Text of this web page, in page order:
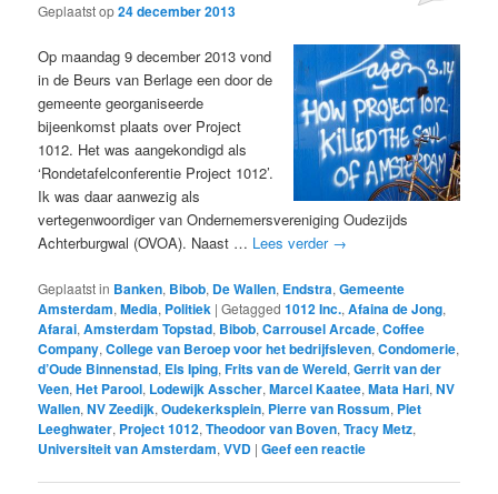
Geplaatst op24 december 2013
Op maandag 9 december 2013 vond
in de Beurs van Berlage een door de
gemeente georganiseerde
bijeenkomst plaats over Project
1012. Het was aangekondigd als
‘Rondetafelconferentie Project 1012’.
Ik was daar aanwezig als
vertegenwoordiger van Ondernemersvereniging Oudezijds
Achterburgwal (OVOA). Naast … Lees verder →
Geplaatst in Banken, Bibob, De Wallen, Endstra,Gemeente
Amsterdam,Media, Politiek |Getagged 1012 Inc.,Afaina de Jong,
Afarai,Amsterdam Topstad, Bibob,Carrousel Arcade,Coffee
Company,College van Beroep voor het bedrijfsleven,Condomerie,
d’Oude Binnenstad, Els Iping,Frits van de Wereld,Gerrit van der
Veen,Het Parool, Lodewijk Asscher,Marcel Kaatee,Mata Hari,NV
Wallen,NV Zeedijk,Oudekerksplein, Pierre van Rossum, Piet
Leeghwater, Project 1012,Theodoor van Boven,Tracy Metz,
Universiteit van Amsterdam,VVD |Geef een reactie